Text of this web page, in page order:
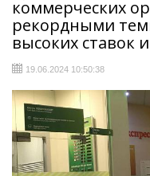
коммерческих
рекордными
высоких ставок
19.06.2024 10:50:38